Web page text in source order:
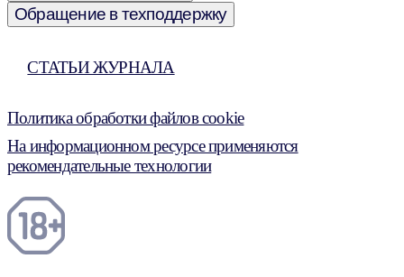
Обращение в техподдержку
СТАТЬИ ЖУРНАЛА
Политика обработки файлов cookie
На информационном ресурсе применяются
рекомендательные технологии